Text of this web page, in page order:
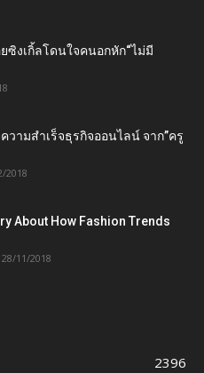
ซิงเกิ้ลโดนใจคนอกหัก“ไม่มี
วามสำเร็จธุรกิจออนไลน์ จาก”ครู
2018
About How Fashion Trends
28/11/2018
2396